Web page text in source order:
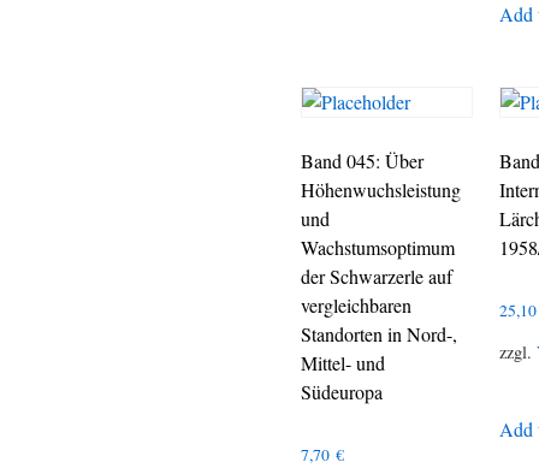
Add
Band 045: Über
Höhenwuchsleistung
und
Wachstumsoptimum
der Schwarzerle auf
vergleichbaren
Standorten in Nord-,
Mittel- und
Südeuropa
7,70 €
zzgl.
Add